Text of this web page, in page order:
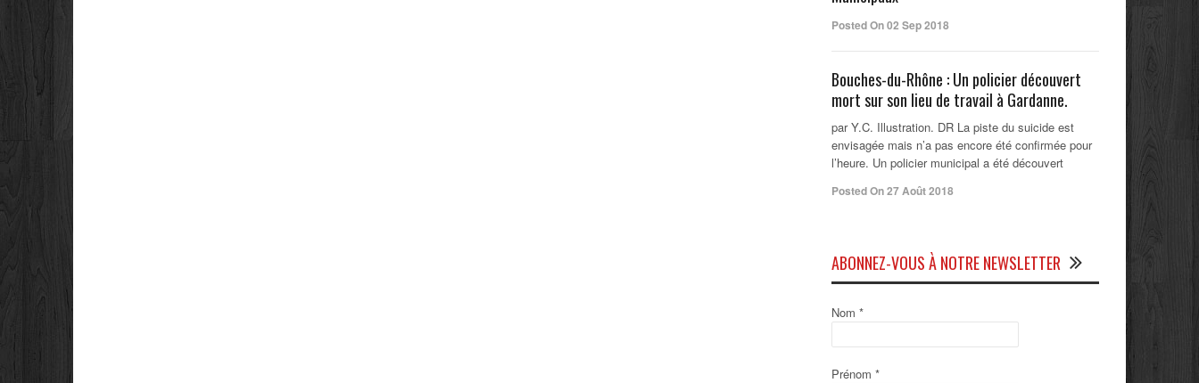
Posted On 02 Sep 2018
Bouches-du-Rhône : Un policier découvert
mort sur son lieu de travail à Gardanne.
par Y.C. Illustration. DR La piste du suicide est
envisagée mais n’a pas encore été confirmée pour
l’heure. Un policier municipal a été découvert
Posted On 27 Août 2018
ABONNEZ-VOUS À NOTRE NEWSLETTER
Nom *
Prénom *